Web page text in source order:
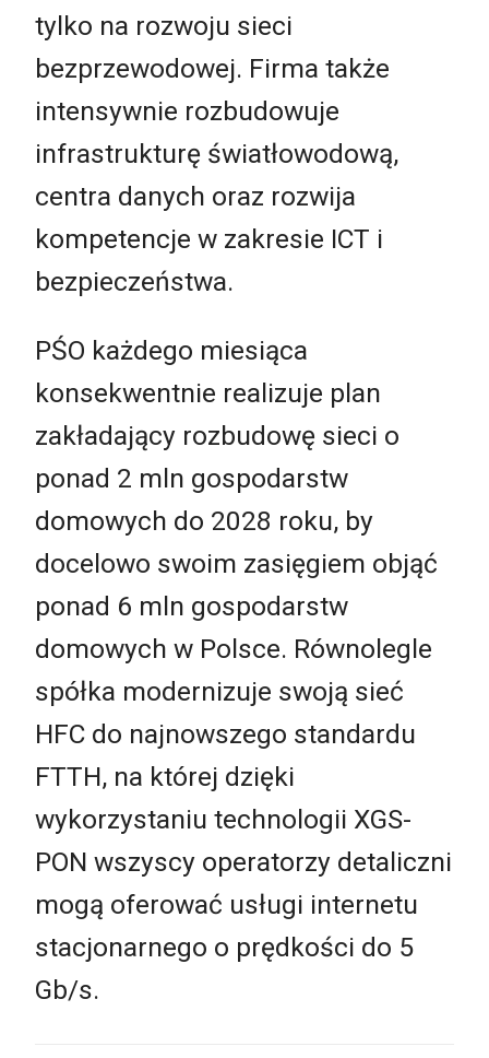
tylko na rozwoju sieci
bezprzewodowej. Firma także
intensywnie rozbudowuje
infrastrukturę światłowodową,
centra danych oraz rozwija
kompetencje w zakresie ICT i
bezpieczeństwa.
PŚO każdego miesiąca
konsekwentnie realizuje plan
zakładający rozbudowę sieci o
ponad 2 mln gospodarstw
domowych do 2028 roku, by
docelowo swoim zasięgiem objąć
ponad 6 mln gospodarstw
domowych w Polsce. Równolegle
spółka modernizuje swoją sieć
HFC do najnowszego standardu
FTTH, na której dzięki
wykorzystaniu technologii XGS-
PON wszyscy operatorzy detaliczni
mogą oferować usługi internetu
stacjonarnego o prędkości do 5
Gb/s.